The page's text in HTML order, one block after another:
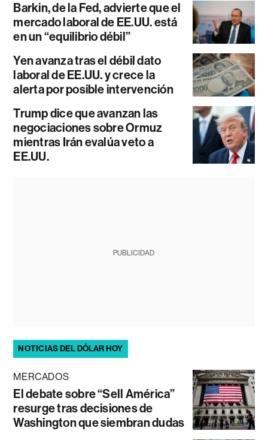
Barkin, de la Fed, advierte que el
mercado laboral de EE.UU. está
en un “equilibrio débil”
Yen avanza tras el débil dato
laboral de EE.UU. y crece la
alerta por posible intervención
Trump dice que avanzan las
negociaciones sobre Ormuz
mientras Irán evalúa veto a
EE.UU.
PUBLICIDAD
NOTICIAS DEL DÓLAR HOY
MERCADOS
El debate sobre “Sell América”
resurge tras decisiones de
Washington que siembran dudas